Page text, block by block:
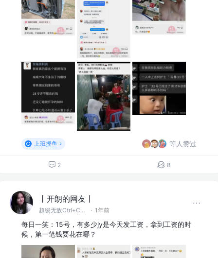
上班摸鱼 等人赞过
2 8
丨开朗的网友丨
超级无敌Ctrl+C~V~Z大王 · 1年前
每日一笑：15号，有多少jy是今天发工资，拿到工资的时
候，第一笔钱要花在哪？